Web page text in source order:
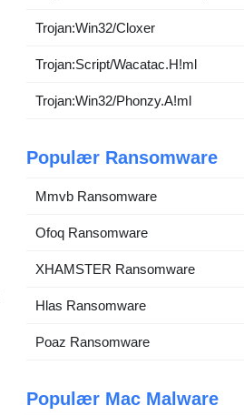
Trojan:Win32/Cloxer
Trojan:Script/Wacatac.H!ml
Trojan:Win32/Phonzy.A!ml
Populær Ransomware
Mmvb Ransomware
Ofoq Ransomware
XHAMSTER Ransomware
Hlas Ransomware
Poaz Ransomware
Populær Mac Malware